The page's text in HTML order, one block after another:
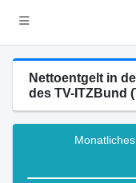
Nettoentgelt in
des TV-ITZBund